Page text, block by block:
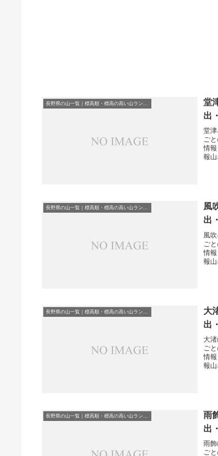
堂
出
堂
ご
情
報
風
出
風
ご
情
報
大
出
大
ご
情
報
雨
出
雨
ご